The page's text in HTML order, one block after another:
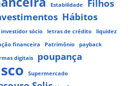
Estabilidade Filhos
Hábitos
investidor sócio letras de crédito
liquidez
financeira Patrimônio
payback
digitais
poupança
Supermercado